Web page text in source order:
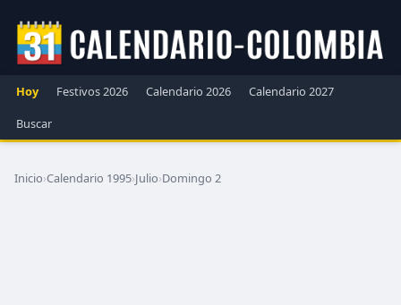
Hoy Festivos 2026 Calendario 2026
Calendario 2027
Buscar
Inicio›Calendario 1995›Julio›Domingo 2